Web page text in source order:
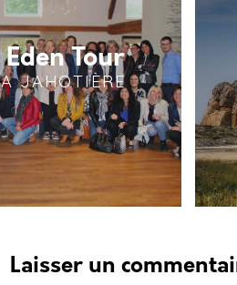
Tour
JAHOTIÈRE
Laisser un